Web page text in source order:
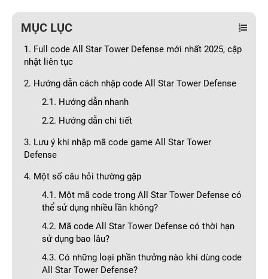
MỤC LỤC
1. Full code All Star Tower Defense mới nhất 2025, cập
nhật liên tục
2. Hướng dẫn cách nhập code All Star Tower Defense
2.1. Hướng dẫn nhanh
2.2. Hướng dẫn chi tiết
3. Lưu ý khi nhập mã code game All Star Tower
Defense
4. Một số câu hỏi thường gặp
4.1. Một mã code trong All Star Tower Defense có
thể sử dụng nhiều lần không?
4.2. Mã code All Star Tower Defense có thời hạn
sử dụng bao lâu?
4.3. Có những loại phần thưởng nào khi dùng code
All Star Tower Defense?